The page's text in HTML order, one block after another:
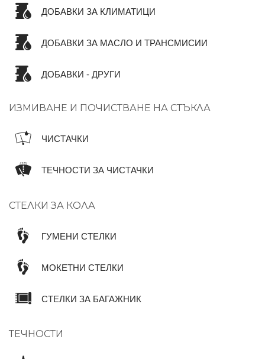
ДОБАВКИ ЗА КЛИМАТИЦИ
ДОБАВКИ ЗА МАСЛО И ТРАНСМИСИИ
ДОБАВКИ - ДРУГИ
ИЗМИВАНЕ И ПОЧИСТВАНЕ НА СТЪКЛА
ЧИСТАЧКИ
ТЕЧНОСТИ ЗА ЧИСТАЧКИ
СТЕЛКИ ЗА КОЛА
ГУМЕНИ СТЕЛКИ
МОКЕТНИ СТЕЛКИ
СТЕЛКИ ЗА БАГАЖНИК
ТЕЧНОСТИ